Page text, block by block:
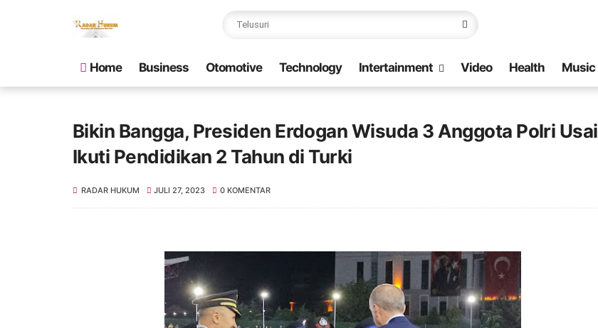
Home Business Otomotive Technology Intertainment Video Health Music
Bikin Bangga, Presiden Erdogan Wisuda 3 Anggota Polri Usai
Ikuti Pendidikan 2 Tahun di Turki
RADAR HUKUM JULI 27, 2023 0 KOMENTAR